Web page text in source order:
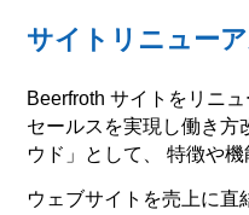
サイトリニュー
Beerfroth サイトをリニ
セールスを実現し働き方
ウド」として、 特徴や
ウェブサイトを売上に直